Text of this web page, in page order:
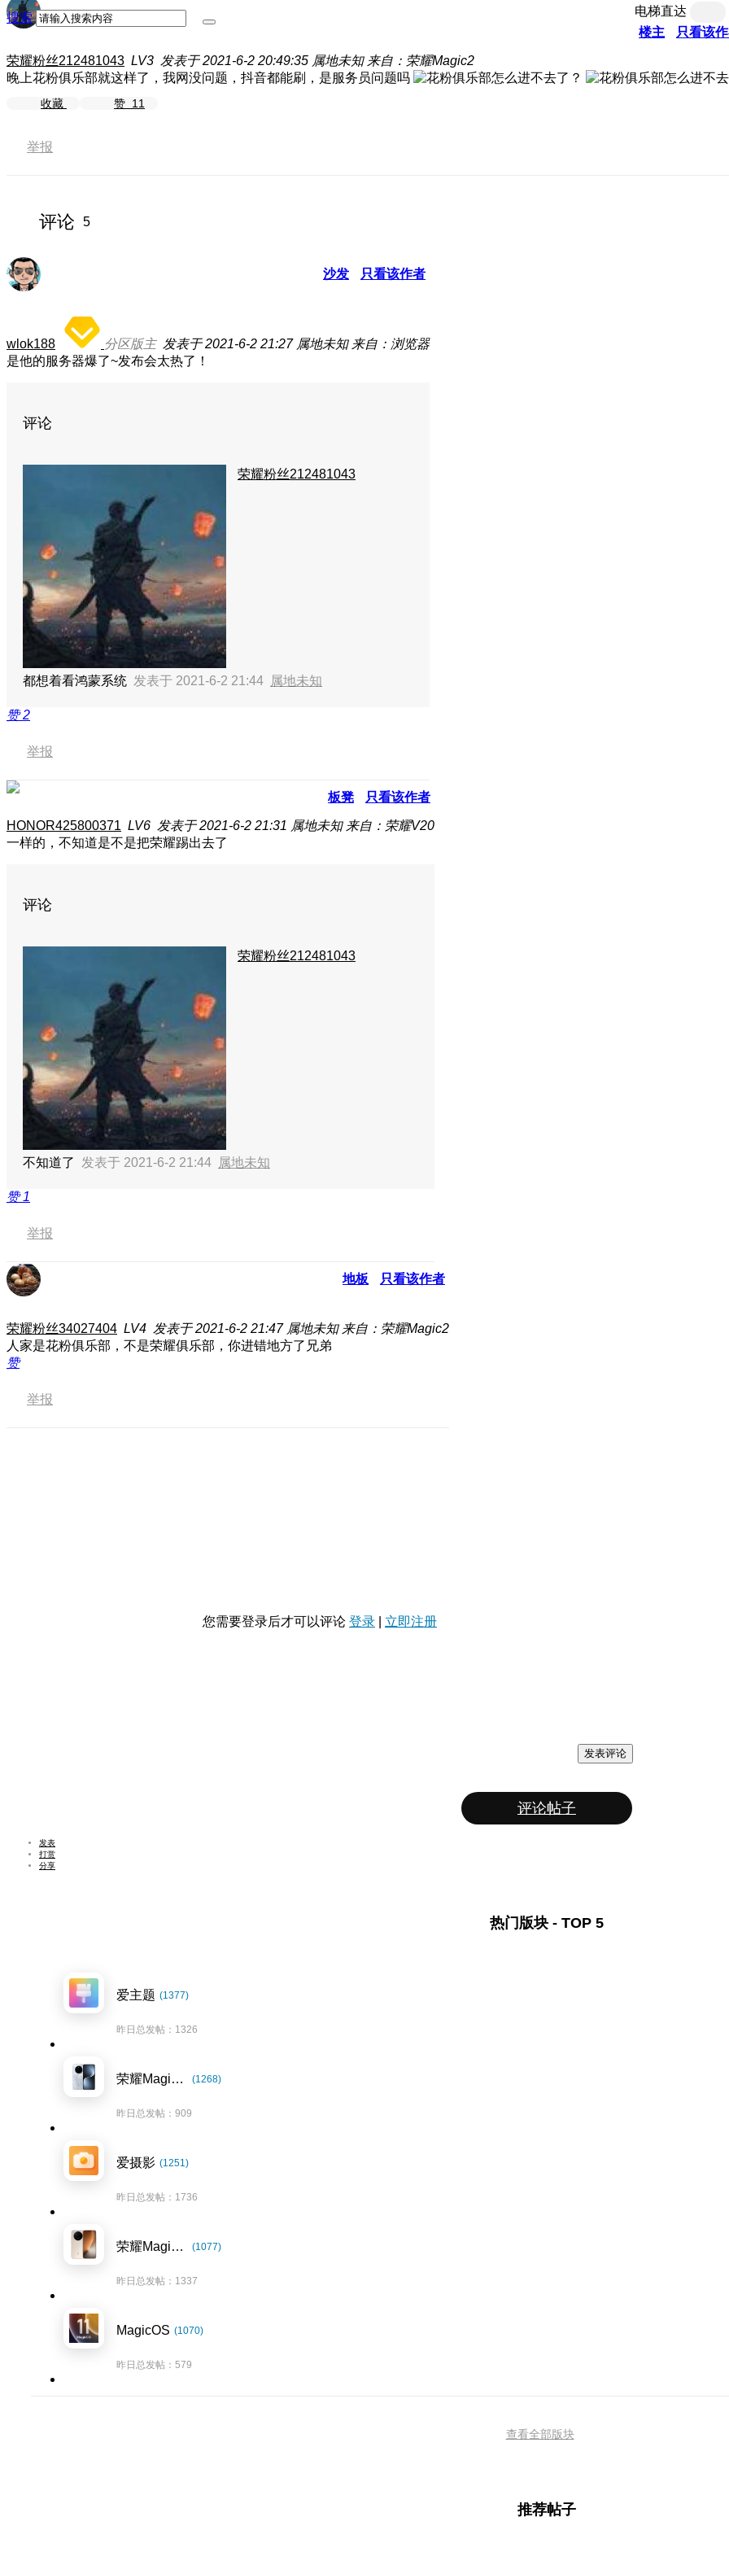
搜索
电梯直达
楼主
只看该
荣耀粉丝212481043 LV3 发表于 2021-6-2 20:49:35 属地未知 来自：荣耀Magic2
晚上花粉俱乐部就这样了，我网没问题，抖音都能刷，是服务员问题吗
收藏 赞 11
举报
评论 5
沙发 只看该作者
wlok188 分区版主 发表于 2021-6-2 21:27 属地未知 来自：浏览器
是他的服务器爆了~发布会太热了！
评论
荣耀粉丝212481043
都想着看鸿蒙系统 发表于 2021-6-2 21:44 属地未知
赞2
举报
板凳 只看该作者
HONOR425800371 LV6 发表于 2021-6-2 21:31 属地未知 来自：荣耀V20
一样的，不知道是不是把荣耀踢出去了
评论
荣耀粉丝212481043
不知道了 发表于 2021-6-2 21:44 属地未知
赞1
举报
地板 只看该作者
荣耀粉丝34027404 LV4 发表于 2021-6-2 21:47 属地未知 来自：荣耀Magic2
人家是花粉俱乐部，不是荣耀俱乐部，你进错地方了兄弟
赞
举报
您需要登录后才可以评论 登录 立即注册
发表评论
评论帖子
发表
打赏
分享
热门版块 - TOP 5
爱主题 (1377)
昨日总发帖：1326
荣耀Magic7系列 (1268)
昨日总发帖：909
爱摄影 (1251)
昨日总发帖：1736
荣耀Magic8系列 (1077)
昨日总发帖：1337
MagicOS (1070)
昨日总发帖：579
查看全部版块
推荐帖子